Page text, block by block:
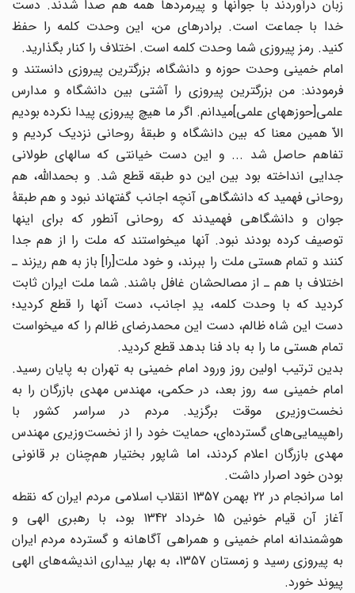
زبان درآوردند با جوانها و پیرمردها همه هم صدا شدند. دست
خدا با جماعت است. برادرهای من، این وحدت کلمه را حفظ
کنید. رمز پیروزی شما وحدت کلمه است. اختلاف را کنار بگذارید.
امام خمینی وحدت حوزه و دانشگاه، بزرگترین پیروزی دانستند و
فرمودند: من بزرگترین پیروزی را آشتی بین دانشگاه و مدارس
علمی[حوزه‏های علمی]می‏دانم. اگر ما هیچ پیروزی پیدا نکرده بودیم
الاّ همین معنا که بین دانشگاه و طبقۀ روحانی نزدیک کردیم و
تفاهم حاصل شد ... و این دست خیانتی که سالهای طولانی
جدایی انداخته بود بین این دو طبقه قطع شد. و بحمداللّه‏، هم
روحانی فهمید که دانشگاهی آنچه اجانب گفته‏اند نبود و هم طبقۀ
جوان و دانشگاهی فهمیدند که روحانی آنطور که برای اینها
توصیف کرده بودند نبود. آنها می‏خواستند که ملت را از هم جدا
کنند و تمام هستی ملت را ببرند، و خود ملت[را] باز به هم ریزند ـ
اختلاف با هم ـ از مصالحشان غافل باشند. شما ملت ایران ثابت
کردید که با وحدت کلمه، یدِ اجانب، دست آنها را قطع کردید؛
دست این شاه ظالم، دست این محمدرضای ظالم را که می‏خواست
تمام هستی ما را به باد فنا بدهد قطع کردید.
بدین ترتیب اولین روز ورود امام خمینی به تهران به پایان رسید.
امام خمینی سه روز بعد، در حکمی، مهندس مهدی بازرگان را به
نخست‌وزیری موقت برگزید. مردم در سراسر کشور با
راهپیمایی‌های گسترده‌ای، حمایت خود را از نخست‌وزیری مهندس
مهدی بازرگان اعلام کردند، اما شاپور بختیار هم‌چنان بر قانونی
بودن خود اصرار داشت.
اما سرانجام در 22 بهمن 1357 انقلاب اسلامی مردم ایران که نقطه
آغاز آن قیام خونین 15 خرداد 1342 بود، با رهبری الهی و
هوشمندانه امام خمینی و همراهی آگاهانه و گسترده مردم ایران
به پیروزی رسید و زمستان 1357، به بهار بیداری اندیشه‌های الهی
پیوند خورد.